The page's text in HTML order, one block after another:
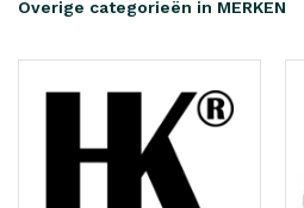
Overige categorieën in MERKEN